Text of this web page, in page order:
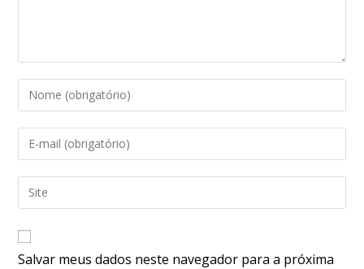
Salvar meus dados neste navegador para a próxima